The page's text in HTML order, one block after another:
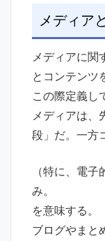
メディア
メディアに関
とコンテンツ
この際定義し
メディアは、
段」だ。一方
（特に、電
み。
を意味する。
ブログやまと